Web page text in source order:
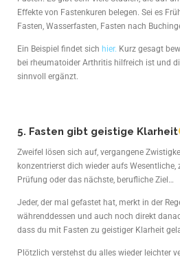
Effekte von Fastenkuren belegen. Sei es
Fasten, Wasserfasten, Fasten nach
Ein Beispiel findet sich hier. Kurz gesagt
bei rheumatoider Arthritis hilfreich ist und
sinnvoll ergänzt.
5. Fasten gibt geistige Klarheit
Zweifel lösen sich auf, vergangene
konzentrierst dich wieder aufs Wesentliche,
Prüfung oder das nächste, berufliche Ziel…
Jeder, der mal gefastet hat, merkt in der
währenddessen und auch noch direkt
dass du mit Fasten zu geistiger Klarheit
Plötzlich verstehst du alles wieder leichter